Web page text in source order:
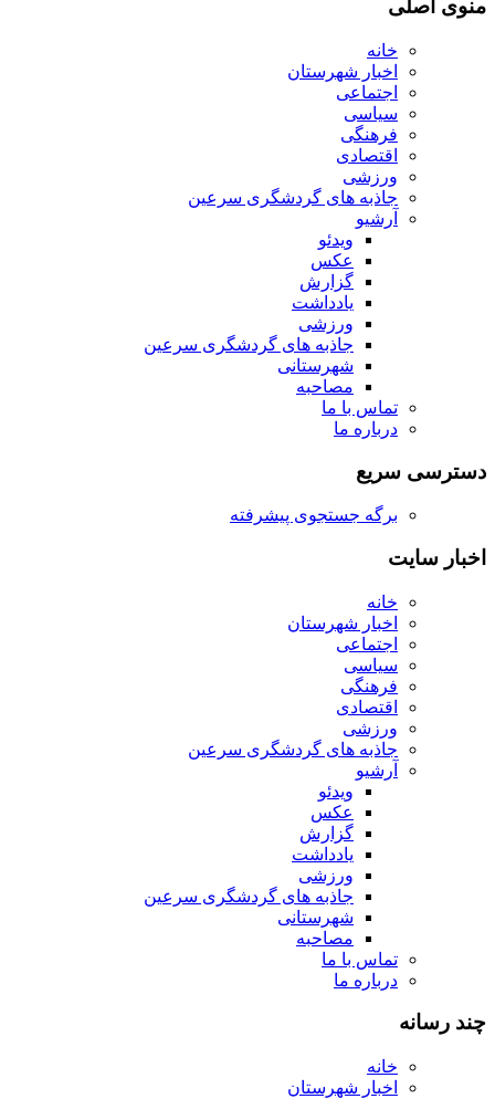
منوی اصلی
خانه
اخبار شهرستان
اجتماعی
سیاسی
فرهنگی
اقتصادی
ورزشی
جاذبه های گردشگری سرعین
آرشیو
ویدئو
عکس
گزارش
یادداشت
ورزشی
جاذبه های گردشگری سرعین
شهرستانی
مصاحبه
تماس با ما
درباره ما
دسترسی سریع
برگه جستجوی پیشرفته
اخبار سایت
خانه
اخبار شهرستان
اجتماعی
سیاسی
فرهنگی
اقتصادی
ورزشی
جاذبه های گردشگری سرعین
آرشیو
ویدئو
عکس
گزارش
یادداشت
ورزشی
جاذبه های گردشگری سرعین
شهرستانی
مصاحبه
تماس با ما
درباره ما
چند رسانه
خانه
اخبار شهرستان